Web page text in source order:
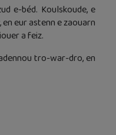
e-béd. Koulskoude, e
eur astenn e zaouarn
a feiz.
tro-war-dro, en